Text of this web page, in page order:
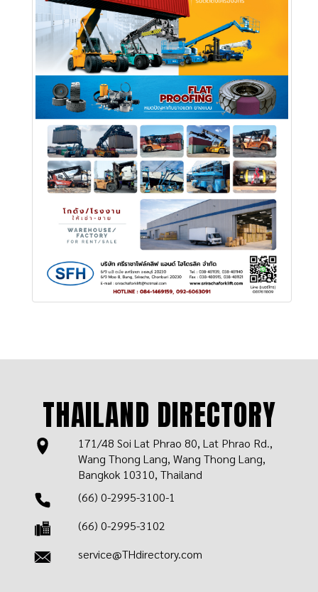
THAILAND DIRECTORY
171/48 Soi Lat Phrao 80, Lat Phrao Rd.,
Wang Thong Lang, Wang Thong Lang,
Bangkok 10310, Thailand
(66) 0-2995-3100-1
(66) 0-2995-3102
service@THdirectory.com